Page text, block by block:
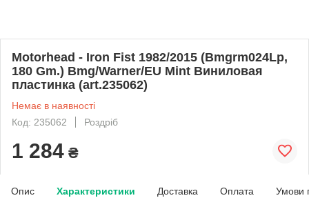
Motorhead - Iron Fist 1982/2015 (Bmgrm024Lp,
180 Gm.) Bmg/Warner/EU Mint Виниловая
пластинка (art.235062)
Немає в наявності
Код: 235062
Роздріб
1 284 ₴
Опис Характеристики Доставка Оплата Умови